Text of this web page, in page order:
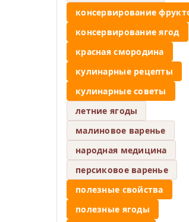
консервирование
консервирование ягод
красная смородина
кулинарные рецепты
кулинарные советы
летние ягоды
малиновое варенье
народная медицина
персиковое варенье
полезные свойства
полезные ягоды